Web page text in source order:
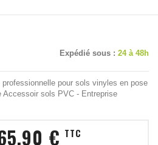
Expédié sous : 24 à 48h
pour sols vinyles en pose
Accessoir sols PVC - Entreprise
€ TTC